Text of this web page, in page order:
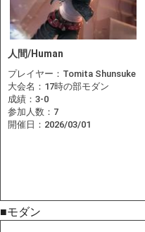
人間/Human
プレイヤー： Tomita Shunsuke
大会名： 17時の部モダン
成績： 3-0
参加人数： 7
開催日： 2026/03/01
■モダン